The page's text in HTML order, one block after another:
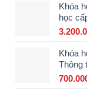
Khóa
học
Khóa
Thông